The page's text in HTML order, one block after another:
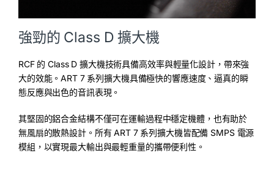
強勁的 Class D 擴大機
RCF 的 Class D 擴大機技術具備高效率與輕量化設計，帶來強
大的效能。ART 7 系列擴大機具備極快的響應速度、逼真的瞬
態反應與出色的音訊表現。
其堅固的鋁合金結構不僅可在運輸過程中穩定機體，也有助於
無風扇的散熱設計。所有 ART 7 系列擴大機皆配備 SMPS 電源
模組，以實現最大輸出與最輕重量的攜帶便利性。